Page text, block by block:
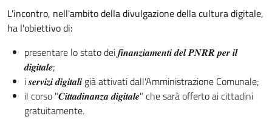
L'incontro, nell'ambito della divulgazione della cultura digitale,
ha l'obiettivo di:
presentare lo stato dei 𝒇𝒊𝒏𝒂𝒏𝒛𝒊𝒂𝒎𝒆𝒏𝒕𝒊 𝒅𝒆𝒍 𝑷𝑵𝑹𝑹 𝒑𝒆𝒓 𝒊𝒍
𝒅𝒊𝒈𝒊𝒕𝒂𝒍𝒆;
i 𝒔𝒆𝒓𝒗𝒊𝒛𝒊 𝒅𝒊𝒈𝒊𝒕𝒂𝒍𝒊 già attivati dall'Amministrazione Comunale;
il corso "𝑪𝒊𝒕𝒕𝒂𝒅𝒊𝒏𝒂𝒏𝒛𝒂 𝒅𝒊𝒈𝒊𝒕𝒂𝒍𝒆" che sarà offerto ai cittadini
gratuitamente.